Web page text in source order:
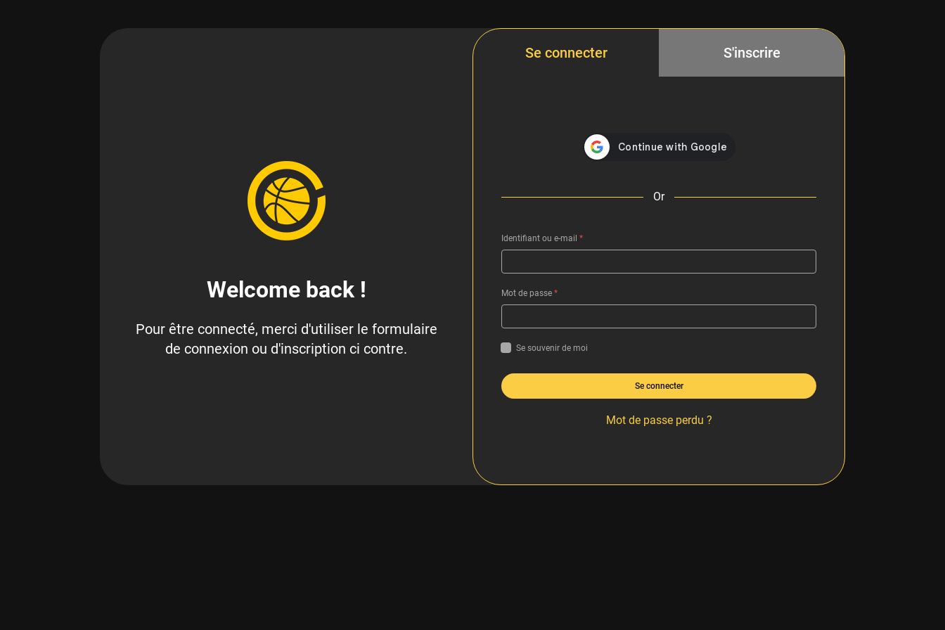
Welcome back !
Pour être connecté, merci d'utiliser le formulaire
de connexion ou d'inscription ci contre.
Se connecter S'inscrire
Or
Identifiant ou e-mail *
Mot de passe *
Se souvenir de moi
Se connecter
Mot de passe perdu ?